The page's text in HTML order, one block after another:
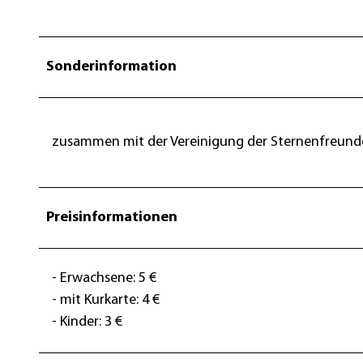
Sonderinformation
zusammen mit der Vereinigung der
Preisinformationen
- Erwachsene: 5 €
- mit Kurkarte: 4 €
- Kinder: 3 €